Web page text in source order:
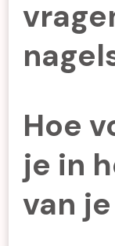
Hoe
je in
van